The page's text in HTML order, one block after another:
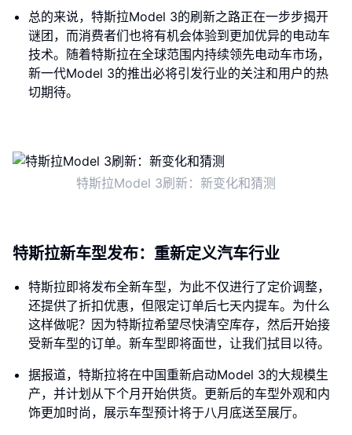
总的来说，特斯拉Model 3的刷新之路正在一步步揭开
谜团，而消费者们也将有机会体验到更加优异的电动车
技术。随着特斯拉在全球范围内持续领先电动车市场，
新一代Model 3的推出必将引发行业的关注和用户的热
切期待。
特斯拉Model 3刷新：新变化和猜测
特斯拉新车型发布：重新定义汽车行业
特斯拉即将发布全新车型，为此不仅进行了定价调整，
还提供了折扣优惠，但限定订单后七天内提车。为什么
这样做呢？因为特斯拉希望尽快清空库存，然后开始接
受新车型的订单。新车型即将面世，让我们拭目以待。
据报道，特斯拉将在中国重新启动Model 3的大规模生
产，并计划从下个月开始供货。更新后的车型外观和内
饰更加时尚，展示车型预计将于八月底送至展厅。